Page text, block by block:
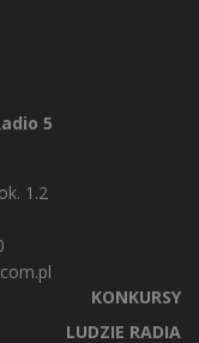
5
1.2
KONKURSY
LUDZIE RADIA